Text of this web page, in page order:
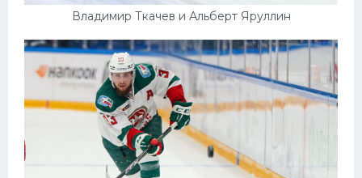
Владимир Ткачев и Альберт Яруллин